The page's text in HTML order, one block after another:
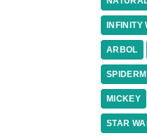
INFINITY
ARBOL
MICKEY
STAR